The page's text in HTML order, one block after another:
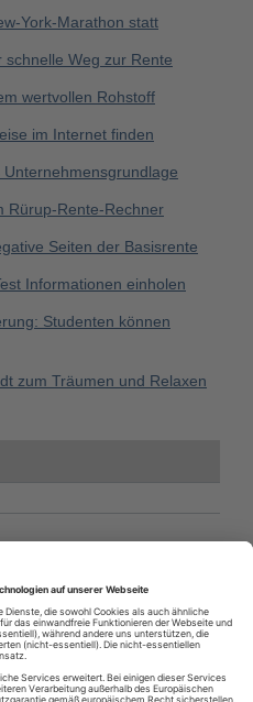
York-Marathon statt
Weg zur Rente
wertvollen Rohstoff
im Internet finden
Rürup-Rente-Rechner
Seiten der Basisrente
Informationen einholen
Studenten können
zum Träumen und Relaxen